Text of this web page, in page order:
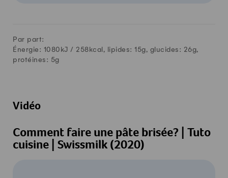
Par part:
Énergie: 1080kJ / 258 kcal, lipides: 15g, glucides: 26g,
protéines: 5g
Vidéo
Comment faire une pâte brisée? | Tuto
cuisine | Swissmilk (2020)